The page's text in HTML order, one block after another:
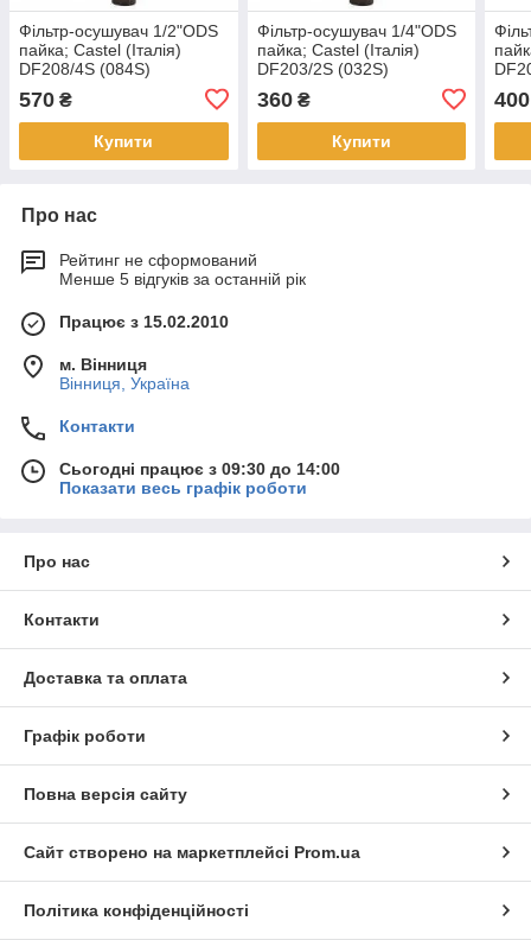
Фільтр-осушувач 1/2"ODS
пайка; Castel (Італія)
DF208/4S (084S)
570 ₴
Купити
Фільтр-осушувач 1/4"ODS
пайка; Castel (Італія)
DF203/2S (032S)
360₴
Купити
400
Про нас
Рейтинг не сформований
Менше 5 відгуків за останній рік
Працює з 15.02.2010
м. Вінниця
Вінниця, Україна
Контакти
Сьогодні працює з 09:30 до 14:00
Показати весь графік роботи
Про нас
Контакти
Доставка та оплата
Графік роботи
Повна версія сайту
Сайт створено на маркетплейсі Prom.ua
Політика конфіденційності